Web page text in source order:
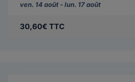
ven. 14 août - lun. 17 août
30,60€ TTC